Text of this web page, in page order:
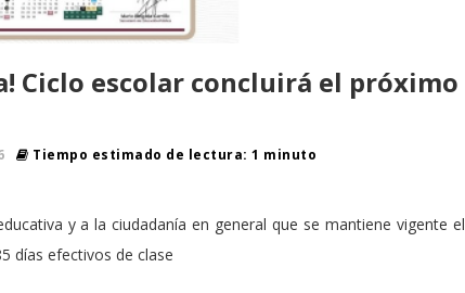
Ciclo escolar concluirá el próximo
Tiempo estimado de lectura: 1 minuto
y a la ciudadanía en general que se mantiene vigente el
días efectivos de clase